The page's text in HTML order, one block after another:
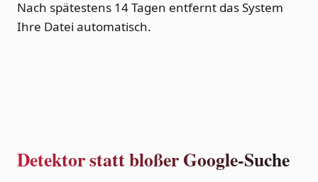
Nach spätestens 14 Tagen entfernt das System
Ihre Datei automatisch.
Detektor statt bloßer Google-Suche